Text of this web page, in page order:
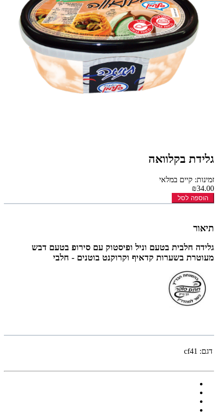
גלידת בקלוואה
זמינות: קיים במלאי
₪34.00
הוספה לסל
תיאור
גלידה חלבית בטעם וניל ופיסטוק עם סירופ בטעם דבש
מעוטרת בשערות קדאיף וקרוקנט בוטנים - חלבי
דגם: cf41